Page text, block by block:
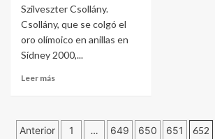
Szilveszter Csollány.
Csollány, que se colgó el
oro olímoico en anillas en
Sídney 2000,...
Leer más
Navegación
Anterior 1 … 649 650 651 652